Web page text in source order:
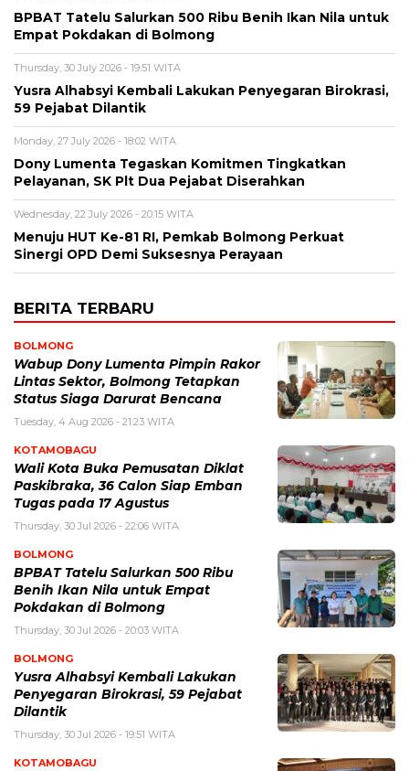
BPBAT Tatelu Salurkan 500 Ribu Benih Ikan Nila untuk
Empat Pokdakan di Bolmong
Thursday, 30 July 2026 - 19:51 WITA
Yusra Alhabsyi Kembali Lakukan Penyegaran Birokrasi,
59 Pejabat Dilantik
Monday, 27 July 2026 - 18:02 WITA
Dony Lumenta Tegaskan Komitmen Tingkatkan
Pelayanan, SK Plt Dua Pejabat Diserahkan
Wednesday, 22 July 2026 - 20:15 WITA
Menuju HUT Ke-81 RI, Pemkab Bolmong Perkuat
Sinergi OPD Demi Suksesnya Perayaan
BERITA TERBARU
BOLMONG
Wabup Dony Lumenta Pimpin Rakor
Lintas Sektor, Bolmong Tetapkan
Status Siaga Darurat Bencana
Tuesday, 4 Aug 2026 - 21:23 WITA
KOTAMOBAGU
Wali Kota Buka Pemusatan Diklat
Paskibraka, 36 Calon Siap Emban
Tugas pada 17 Agustus
Thursday, 30 Jul 2026 - 22:06 WITA
BOLMONG
BPBAT Tatelu Salurkan 500 Ribu
Benih Ikan Nila untuk Empat
Pokdakan di Bolmong
Thursday, 30 Jul 2026 - 20:03 WITA
BOLMONG
Yusra Alhabsyi Kembali Lakukan
Penyegaran Birokrasi, 59 Pejabat
Dilantik
Thursday, 30 Jul 2026 - 19:51 WITA
KOTAMOBAGU